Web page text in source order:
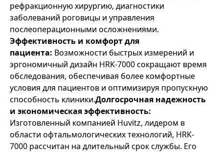
рефракционную хирургию, диагностики
заболеваний роговицы и управления
послеоперационными осложнениями.
Эффективность и комфорт для
пациента: Возможности быстрых измерений и
эргономичный дизайн HRK-7000 сокращают время
обследования, обеспечивая более комфортные
условия для пациентов и оптимизируя пропускную
способность клиники.Долгосрочная надежность
и экономическая эффективность:
Изготовленный компанией Huvitz, лидером в
области офтальмологических технологий, HRK-
7000 рассчитан на длительный срок службы. Его